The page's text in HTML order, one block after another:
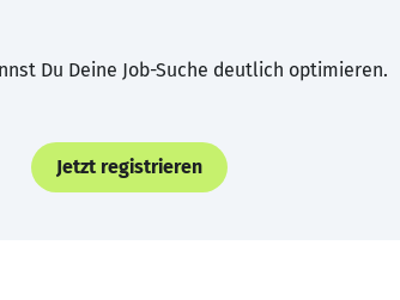
Du Deine Job-Suche deutlich optimieren.
Jetzt registrieren